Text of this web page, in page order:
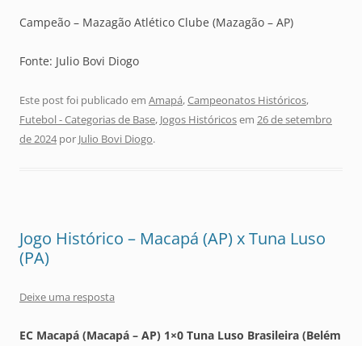
Campeão – Mazagão Atlético Clube (Mazagão – AP)
Fonte: Julio Bovi Diogo
Este post foi publicado em Amapá,Campeonatos Históricos,
Futebol - Categorias de Base, Jogos Históricosem 26 de setembro
de 2024por Julio Bovi Diogo.
Jogo Histórico – Macapá (AP) x Tuna Luso
(PA)
Deixe uma resposta
EC Macapá (Macapá – AP) 1×0 Tuna Luso Brasileira (Belém